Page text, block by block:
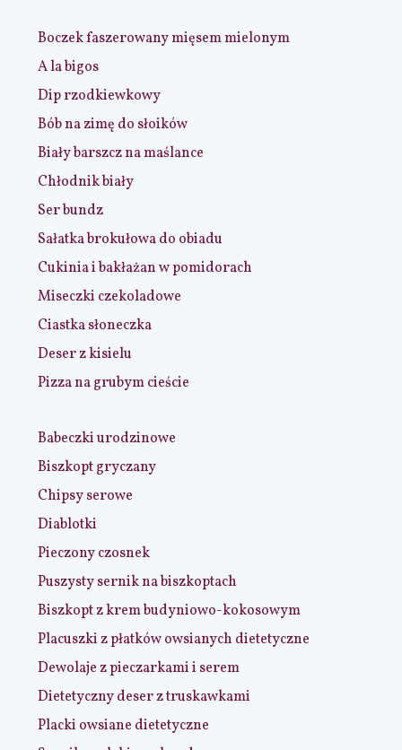
Boczek faszerowany mięsem mielonym
A la bigos
Dip rzodkiewkowy
Bób na zimę do słoików
Biały barszcz na maślance
Chłodnik biały
Ser bundz
Sałatka brokułowa do obiadu
Cukinia i bakłażan w pomidorach
Miseczki czekoladowe
Ciastka słoneczka
Deser z kisielu
Pizza na grubym cieście
Babeczki urodzinowe
Biszkopt gryczany
Chipsy serowe
Diablotki
Pieczony czosnek
Puszysty sernik na biszkoptach
Biszkopt z krem budyniowo-kokosowym
Placuszki z płatków owsianych dietetyczne
Dewolaje z pieczarkami i serem
Dietetyczny deser z truskawkami
Placki owsiane dietetyczne